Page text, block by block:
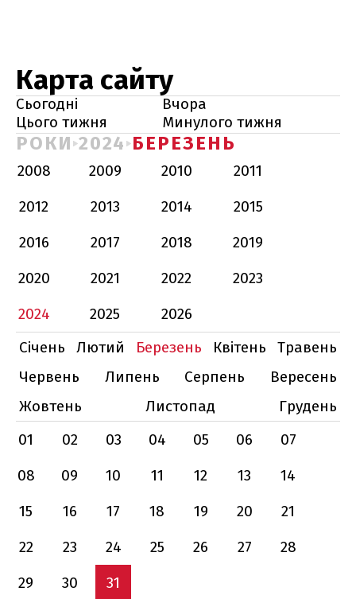
Карта сайту
Сьогодні
Вчора
Цього тижня
Минулого тижня
РОКИ 2024 БЕРЕЗЕНЬ
2008 2009 2010
2011
2012
2013 2014
2015
2016
2017 2018
2019
2020
2021 2022
2023
2024
2025
2026
Січень
Лютий Березень Квітень
Травень
Червень
Липень Серпень
Вересень
Жовтень
Листопад
Грудень
01
02 03 04 05 06
07
08
09 10 11 12 13
14
15
16 17 18 19 20
21
22
23 24 25 26 27
28
29
30 31